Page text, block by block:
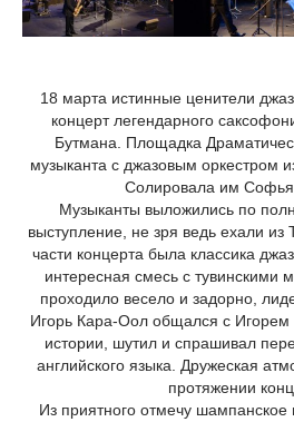
18 марта истинные ценители
концерт легендарного
Бутмана. Площадка
музыканта с джазовым оркестром
Солировала им
Музыканты выложились по
выступление, не зря ведь ехали из
части концерта была классика
интересная смесь с тувинскими
проходило весело и задорно,
Игорь Кара-Оол общался с Игорем
истории, шутил и спрашивал
английского языка. Дружеская
протяжении
Из приятного отмечу шампанское